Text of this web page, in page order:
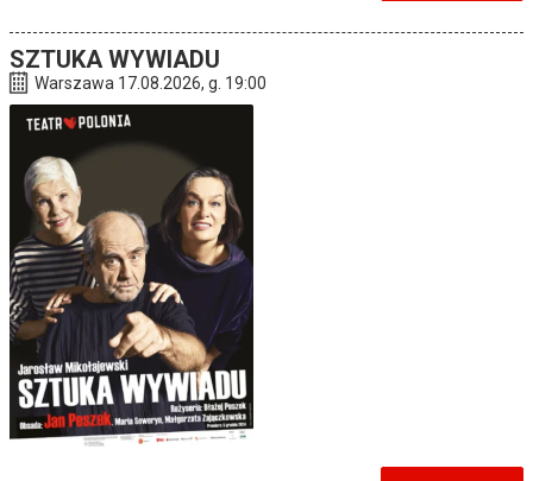
SZTUKA WYWIADU
Warszawa 17.08.2026, g. 19:00